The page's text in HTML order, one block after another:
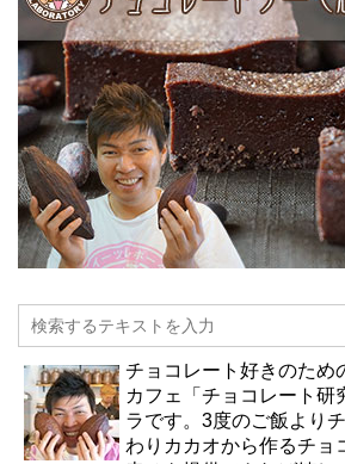
チョコレート好きのため
カフェ「チョコレート研
ラです。3度のご飯より
わりカカオから作るチョ